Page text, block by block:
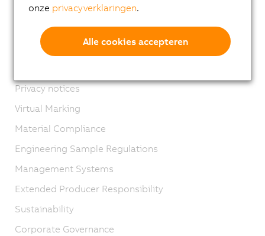
Contact
Imprint
Privacy notices
Virtual Marking
Material Compliance
Engineering Sample Regulations
Management Systems
Extended Producer Responsibility
Sustainability
Corporate Governance
onze privacyverklaringen.
Alle cookies accepteren